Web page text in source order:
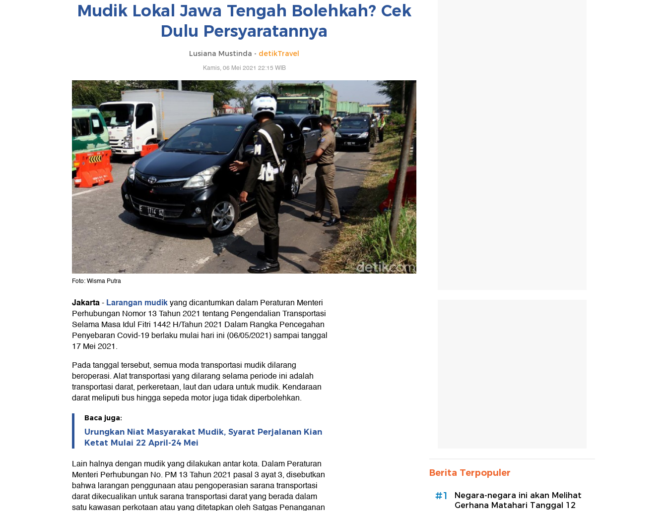
Mudik Lokal Jawa Tengah Bolehkah? Cek
Dulu Persyaratannya
Lusiana Mustinda - detikTravel
Kamis, 06 Mei 2021 22:15 WIB
Foto: Wisma Putra
Jakarta-Larangan mudikyang dicantumkan dalam Peraturan Menteri
Perhubungan Nomor 13 Tahun 2021 tentang Pengendalian Transportasi
Selama Masa Idul Fitri 1442 H/Tahun 2021 Dalam Rangka Pencegahan
Penyebaran Covid-19 berlaku mulai hari ini (06/05/2021) sampai tanggal
17 Mei 2021.
Pada tanggal tersebut, semua moda transportasi mudik dilarang
beroperasi. Alat transportasi yang dilarang selama periode ini adalah
transportasi darat, perkeretaan, laut dan udara untuk mudik. Kendaraan
darat meliputi bus hingga sepeda motor juga tidak diperbolehkan.
Baca juga:
Urungkan Niat Masyarakat Mudik, Syarat Perjalanan Kian
Ketat Mulai 22 April-24 Mei
Lain halnya dengan mudik yang dilakukan antar kota. Dalam Peraturan
Menteri Perhubungan No. PM 13 Tahun 2021 pasal 3 ayat 3, disebutkan
bahwa larangan penggunaan atau pengoperasian sarana transportasi
darat dikecualikan untuk sarana transportasi darat yang berada dalam
satu kawasan perkotaan atau yang ditetapkan oleh Satgas Penanganan
Berita Terpopuler
#1
Negara-negara ini akan Melihat
Gerhana Matahari Tanggal 12